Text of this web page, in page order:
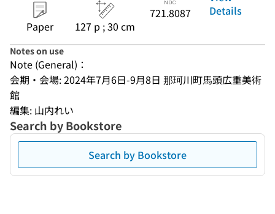
Paper 127 p ; 30 cm
721.8087
Details
Notes on use
Note (General)：
会期・会場: 2024年7月6日-9月8日 那珂川町馬頭広重美術
館
編集: 山内れい
Search by Bookstore
Search by Bookstore